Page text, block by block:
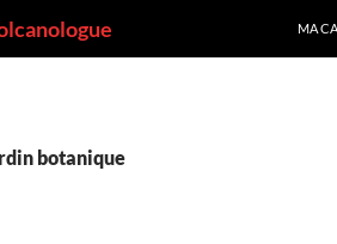
MA
botanique